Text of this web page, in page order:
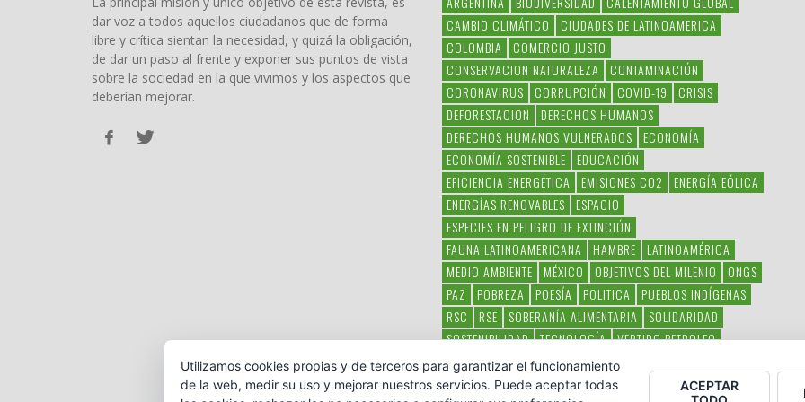
dar voz a todos aquellos ciudadanos que de forma
libre y crítica sientan la necesidad, y quizá la obligación,
de dar un paso al frente y exponer sus puntos de vista
sobre la sociedad en la que vivimos y los aspectos que
deberían mejorar.
CAMBIO CLIMÁTICO
CIUDADES DE LATINOAMERICA
COLOMBIA
COMERCIO JUSTO
CONSERVACION NATURALEZA
CONTAMINACIÓN
CORONAVIRUS
CORRUPCIÓN COVID-19
CRISIS
DEFORESTACION
DERECHOS HUMANOS
DERECHOS HUMANOS VULNERADOS
ECONOMÍA
ECONOMÍA SOSTENIBLE
EDUCACIÓN
EFICIENCIA ENERGÉTICA
EMISIONES CO2
ENERGÍA EÓLICA
ENERGÍAS RENOVABLES
ESPACIO
ESPECIES EN PELIGRO DE EXTINCIÓN
FAUNA LATINOAMERICANA
HAMBRE
LATINOAMÉRICA
MEDIO AMBIENTE
MÉXICO OBJETIVOS DEL MILENIO
ONGS
PAZ
POBREZA POESÍA POLITICA
PUEBLOS INDÍGENAS
RSC
RSE SOBERANÍA ALIMENTARIA
SOLIDARIDAD
SOSTENIBILIDAD TECNOLOGÍA VERTIDO PETROLEO
VIOLENCIA DE GÉNERO.
Utilizamos cookies propias y de terceros para garantizar el funcionamiento
de la web, medir su uso y mejorar nuestros servicios. Puede aceptar todas
ACEPTAR